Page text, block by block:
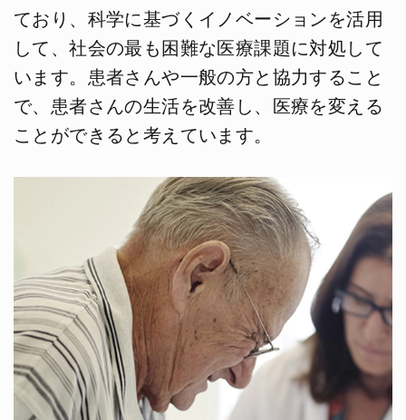
ており、科学に基づくイノベーションを活用
して、社会の最も困難な医療課題に対処して
います。患者さんや一般の方と協力すること
で、患者さんの生活を改善し、医療を変える
ことができると考えています。